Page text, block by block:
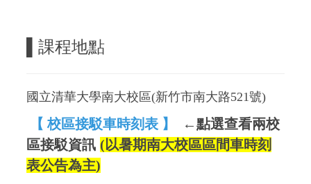
▌課程地點
國立清華大學南大校區(新竹市南大路521號)
【 校區接駁車時刻表 】
←點選查看兩校
區接駁資訊 (以暑期南大校區區間車時刻
表公告為主)